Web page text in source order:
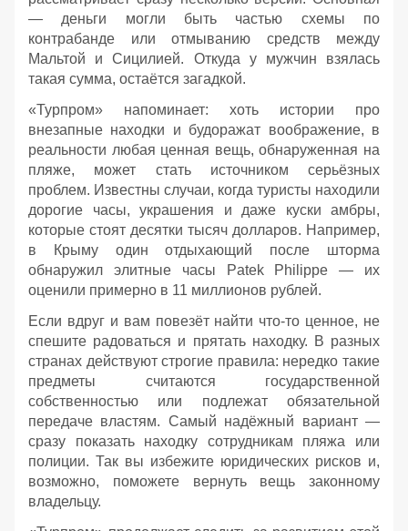
— деньги могли быть частью схемы по
контрабанде или отмыванию средств между
Мальтой и Сицилией. Откуда у мужчин взялась
такая сумма, остаётся загадкой.
«Турпром» напоминает: хоть истории про
внезапные находки и будоражат воображение, в
реальности любая ценная вещь, обнаруженная на
пляже, может стать источником серьёзных
проблем. Известны случаи, когда туристы находили
дорогие часы, украшения и даже куски амбры,
которые стоят десятки тысяч долларов. Например,
в Крыму один отдыхающий после шторма
обнаружил элитные часы Patek Philippe — их
оценили примерно в 11 миллионов рублей.
Если вдруг и вам повезёт найти что‑то ценное, не
спешите радоваться и прятать находку. В разных
странах действуют строгие правила: нередко такие
предметы считаются государственной
собственностью или подлежат обязательной
передаче властям. Самый надёжный вариант —
сразу показать находку сотрудникам пляжа или
полиции. Так вы избежите юридических рисков и,
возможно, поможете вернуть вещь законному
владельцу.